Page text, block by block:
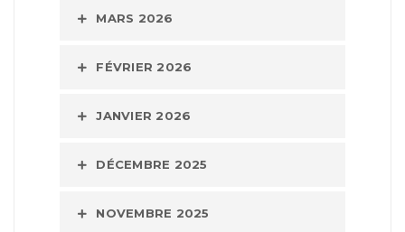
MARS 2026
FÉVRIER 2026
JANVIER 2026
DÉCEMBRE 2025
NOVEMBRE 2025